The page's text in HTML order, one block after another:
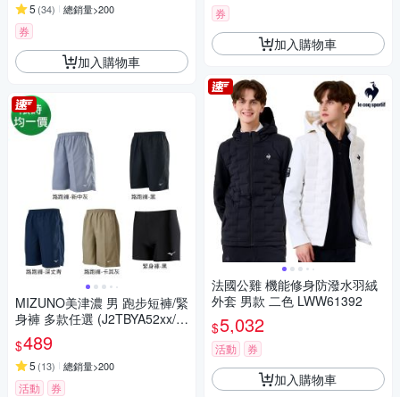
5 (34) 總銷量>200
券
加入購物車
MIZUNO美津濃 男 跑步短褲/緊
身褲 多款任選 (J2TBYA52xx/U
2TBBG1509)
$489
5 (13) 總銷量>200
活動 券
券
加入購物車
法國公雞 機能修身防潑水羽絨
外套 男款 二色 LWW61392
$5,032
活動 券
加入購物車